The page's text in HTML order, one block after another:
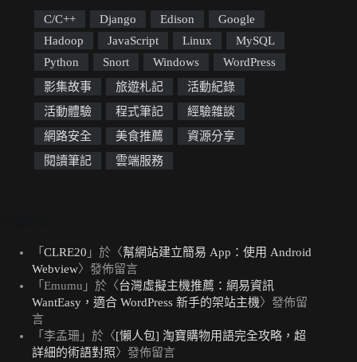
C/C++ Django Edison
Google
Hadoop
JavaScript Linux
MySQL
Python
Snort Windows
WordPress
影集故事
旅遊札記
活動紀錄
活動體驗
程式筆記
經驗雜談
網路安全
美食推薦
資源分享
閱讀筆記
雲端服務
「 CLRE20 」於〈幫網站建立簡易 App：使用 Android
Webview〉發佈留言
「 Emumu 」於〈台灣虛擬主機推薦：網易資訊
WantEasy，適合 WordPress 新手的架站主機〉發佈留
言
「 李孟珊 」於〈[懶人包] 淘寶購物用語完全攻略，超
詳細的術語對照〉發佈留言